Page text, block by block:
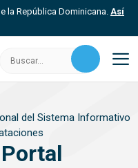
la República Dominicana. Así
.gov.do o .mil.do
significa que pertenece a una
conectado a un sitio
información
del Sistema Informativo